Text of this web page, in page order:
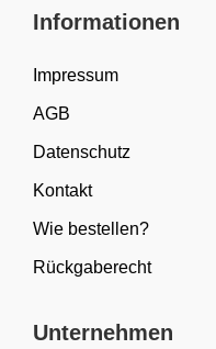
Informationen
Impressum
AGB
Datenschutz
Kontakt
Wie bestellen?
Rückgaberecht
Unternehmen